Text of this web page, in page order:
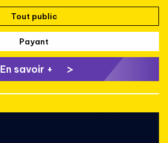
Tout public
Payant
En savoir +